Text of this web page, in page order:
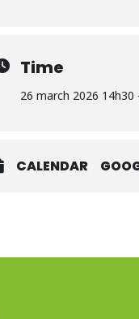
Time
26 march 2026 14h30
CALENDAR